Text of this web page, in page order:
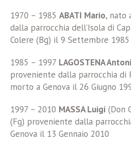
1970 – 1985 ABATI Mario, nato
dalla parrocchia dell’Isola di
Colere (Bg) il 9 Settembre 1985
1985 – 1997 LAGOSTENA
proveniente dalla parrocchia di
morto a Genova il 26 Giugno
1997 – 2010 MASSA Luigi(Don
(Fg) proveniente dalla
Genova il 13 Gennaio 2010